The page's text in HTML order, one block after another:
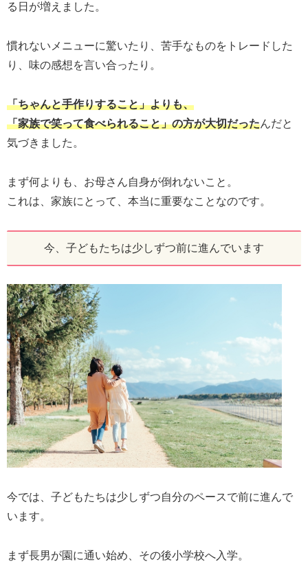
る日が増えました。
慣れないメニューに驚いたり、苦手なものをトレードした
り、味の感想を言い合ったり。
「ちゃんと手作りすること」よりも、
「家族で笑って食べられること」の方が大切だったんだと
気づきました。
まず何よりも、お母さん自身が倒れないこと。
これは、家族にとって、本当に重要なことなのです。
今、子どもたちは少しずつ前に進んでいます
今では、子どもたちは少しずつ自分のペースで前に進んで
います。
まず長男が園に通い始め、その後小学校へ入学。